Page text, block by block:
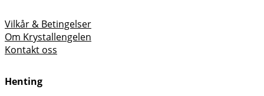
Vilkår & Betingelser
Om Krystallengelen
Kontakt oss
Henting